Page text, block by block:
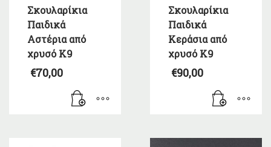
Σκουλαρίκια
Παιδικά
Αστέρια από
χρυσό Κ9
€70,00
Σκουλαρίκια
Παιδικά
Κεράσια από
χρυσό Κ9
€90,00